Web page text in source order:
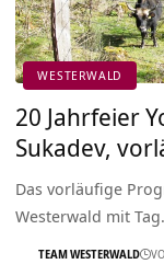
WESTERWALD
20 Jahrfeier
Sukadev,
Das vorläufige
Westerwald mit
TEAM WESTERWALD